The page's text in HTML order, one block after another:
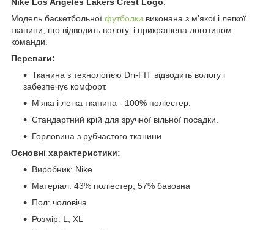
Nike Los Angeles Lakers Crest Logo.
Модель баскетбольної футболки виконана з м'якої і легкої
тканини, що відводить вологу, і прикрашена логотипом
команди.
Переваги:
Тканина з технологією Dri-FIT відводить вологу і
забезпечує комфорт.
М'яка і легка тканина - 100% поліестер.
Стандартний крій для зручної вільної посадки.
Горловина з рубчастого тканини
Основні характеристики:
Виробник: Nike
Матеріал: 43% поліестер, 57% бавовна
Пол: чоловіча
Розмір: L, XL